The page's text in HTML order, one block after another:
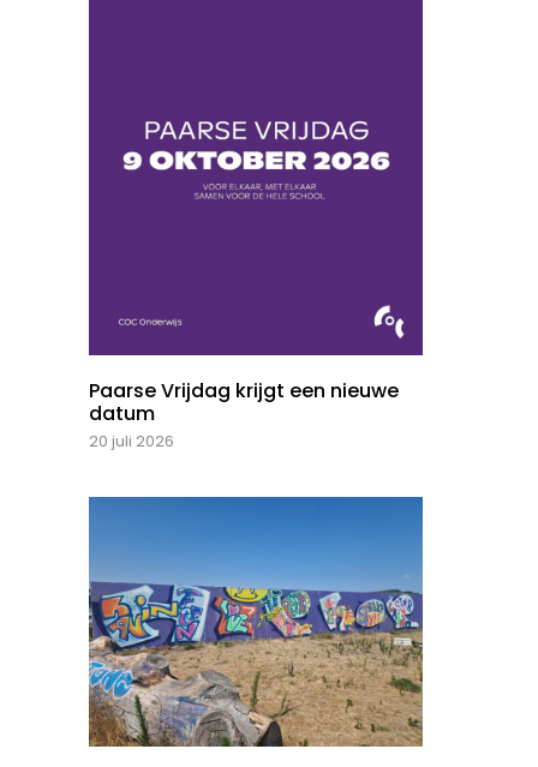
Paarse Vrijdag krijgt een nieuwe
datum
20 juli 2026